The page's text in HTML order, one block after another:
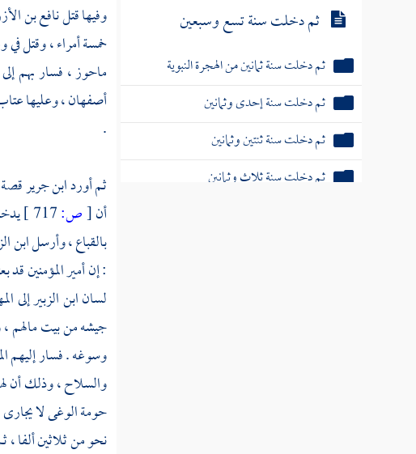
ثم دخلت سنة تسع وسبعين
ثم دخلت سنة ثمانين من الهجرة النبوية
ثم دخلت سنة إحدى وثمانين
ثم دخلت سنة ثنتين وثمانين
ثم دخلت سنة ثلاث وثمانين
وفيها قتلنافع بن
خمسة أمراء ، وقتل في
ماحوز، فسار بهم إلى
أصفهان، وعليها
.
ثم أوردابن جرير
أن[ص:
بالقباع، وأرسلابن
: إن أمير المؤمنين قد
لسانابن الزبيرإلى
جيشه من بيت مالهم
وسوغه . فسار إليهم
والسلاح ، وذلك أن
حومة الوغى لا يجارى
نحو من ثلاثين ألفا ،